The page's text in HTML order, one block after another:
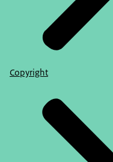
Copyright